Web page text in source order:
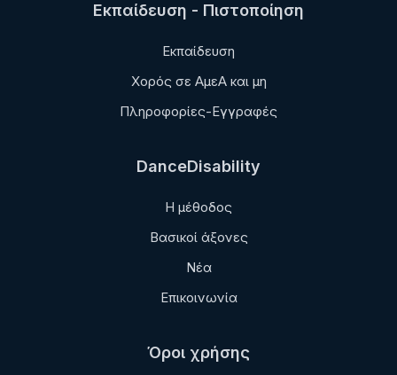
Εκπαίδευση - Πιστοποίηση
Εκπαίδευση
Χορός σε ΑμεΑ και μη
Πληροφορίες-Εγγραφές
DanceDisability
Η μέθοδος
Βασικοί άξονες
Νέα
Επικοινωνία
Όροι χρήσης